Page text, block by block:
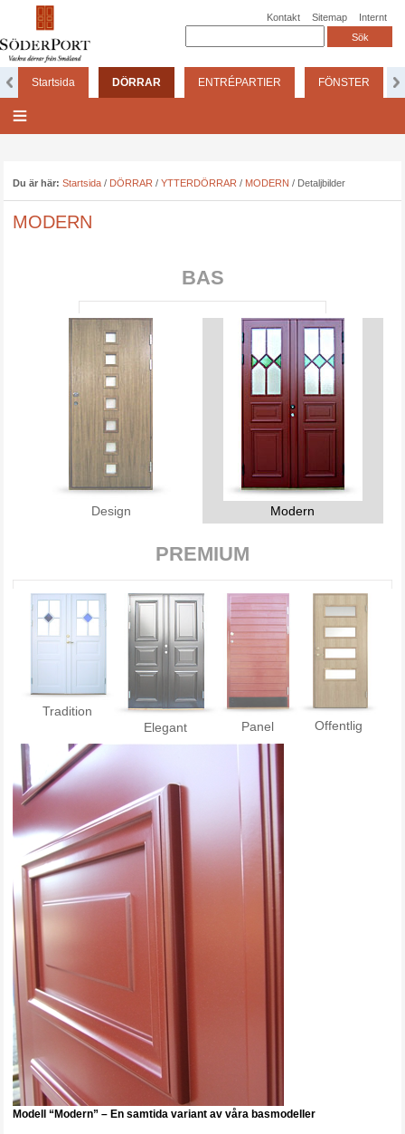
Kontakt Sitemap Internt
Startsida DÖRRAR ENTRÉPARTIER FÖNSTER
Du är här: Startsida / DÖRRAR /YTTERDÖRRAR / MODERN / Detaljbilder
MODERN
BAS
Design Modern
PREMIUM
Tradition
Elegant
Panel Offentlig
Modell “Modern” – En samtida variant av våra basmodeller